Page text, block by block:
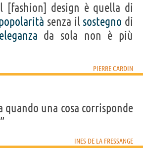
[fashion] design è quella di
senza il sostegno di
da sola non è più
PIERRE CARDIN
quando una cosa corrisponde
INES DE LA FRESSANGE